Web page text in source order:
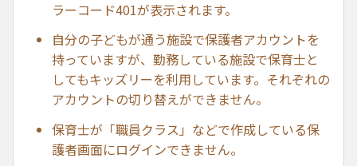
ラーコード401が表示されます。
自分の子どもが通う施設で保護者アカウントを
持っていますが、勤務している施設で保育士と
してもキッズリーを利用しています。それぞれの
アカウントの切り替えができません。
保育士が「職員クラス」などで作成している保
護者画面にログインできません。